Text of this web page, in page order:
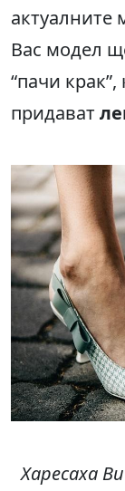
актуалните
Вас модел
“пачи
придават
Харесаха